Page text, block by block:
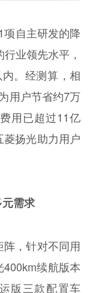
自主研发的降
业领先水平，
。经测算，相
用户节省约7万
用已超过11亿
扬光助力用户
需求
，针对不同用
续航版本
版三款配置车